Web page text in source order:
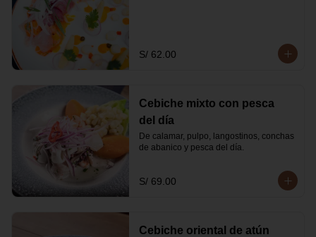
S/ 62.00
Cebiche mixto con pesca
del día
De calamar, pulpo, langostinos, conchas
de abanico y pesca del día.
S/ 69.00
Cebiche oriental de atún